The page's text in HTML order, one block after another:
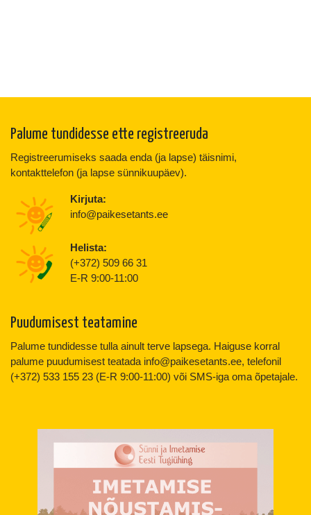
Palume tundidesse ette registreeruda
Registreerumiseks saada enda (ja lapse) täisnimi,
kontakttelefon (ja lapse sünnikuupäev).
Kirjuta:
info@paikesetants.ee
Helista:
(+372) 509 66 31
E-R 9:00-11:00
Puudumisest teatamine
Palume tundidesse tulla ainult terve lapsega. Haiguse korral
palume puudumisest teatada info@paikesetants.ee, telefonil
(+372) 533 155 23 (E-R 9:00-11:00) või SMS-iga oma õpetajale.